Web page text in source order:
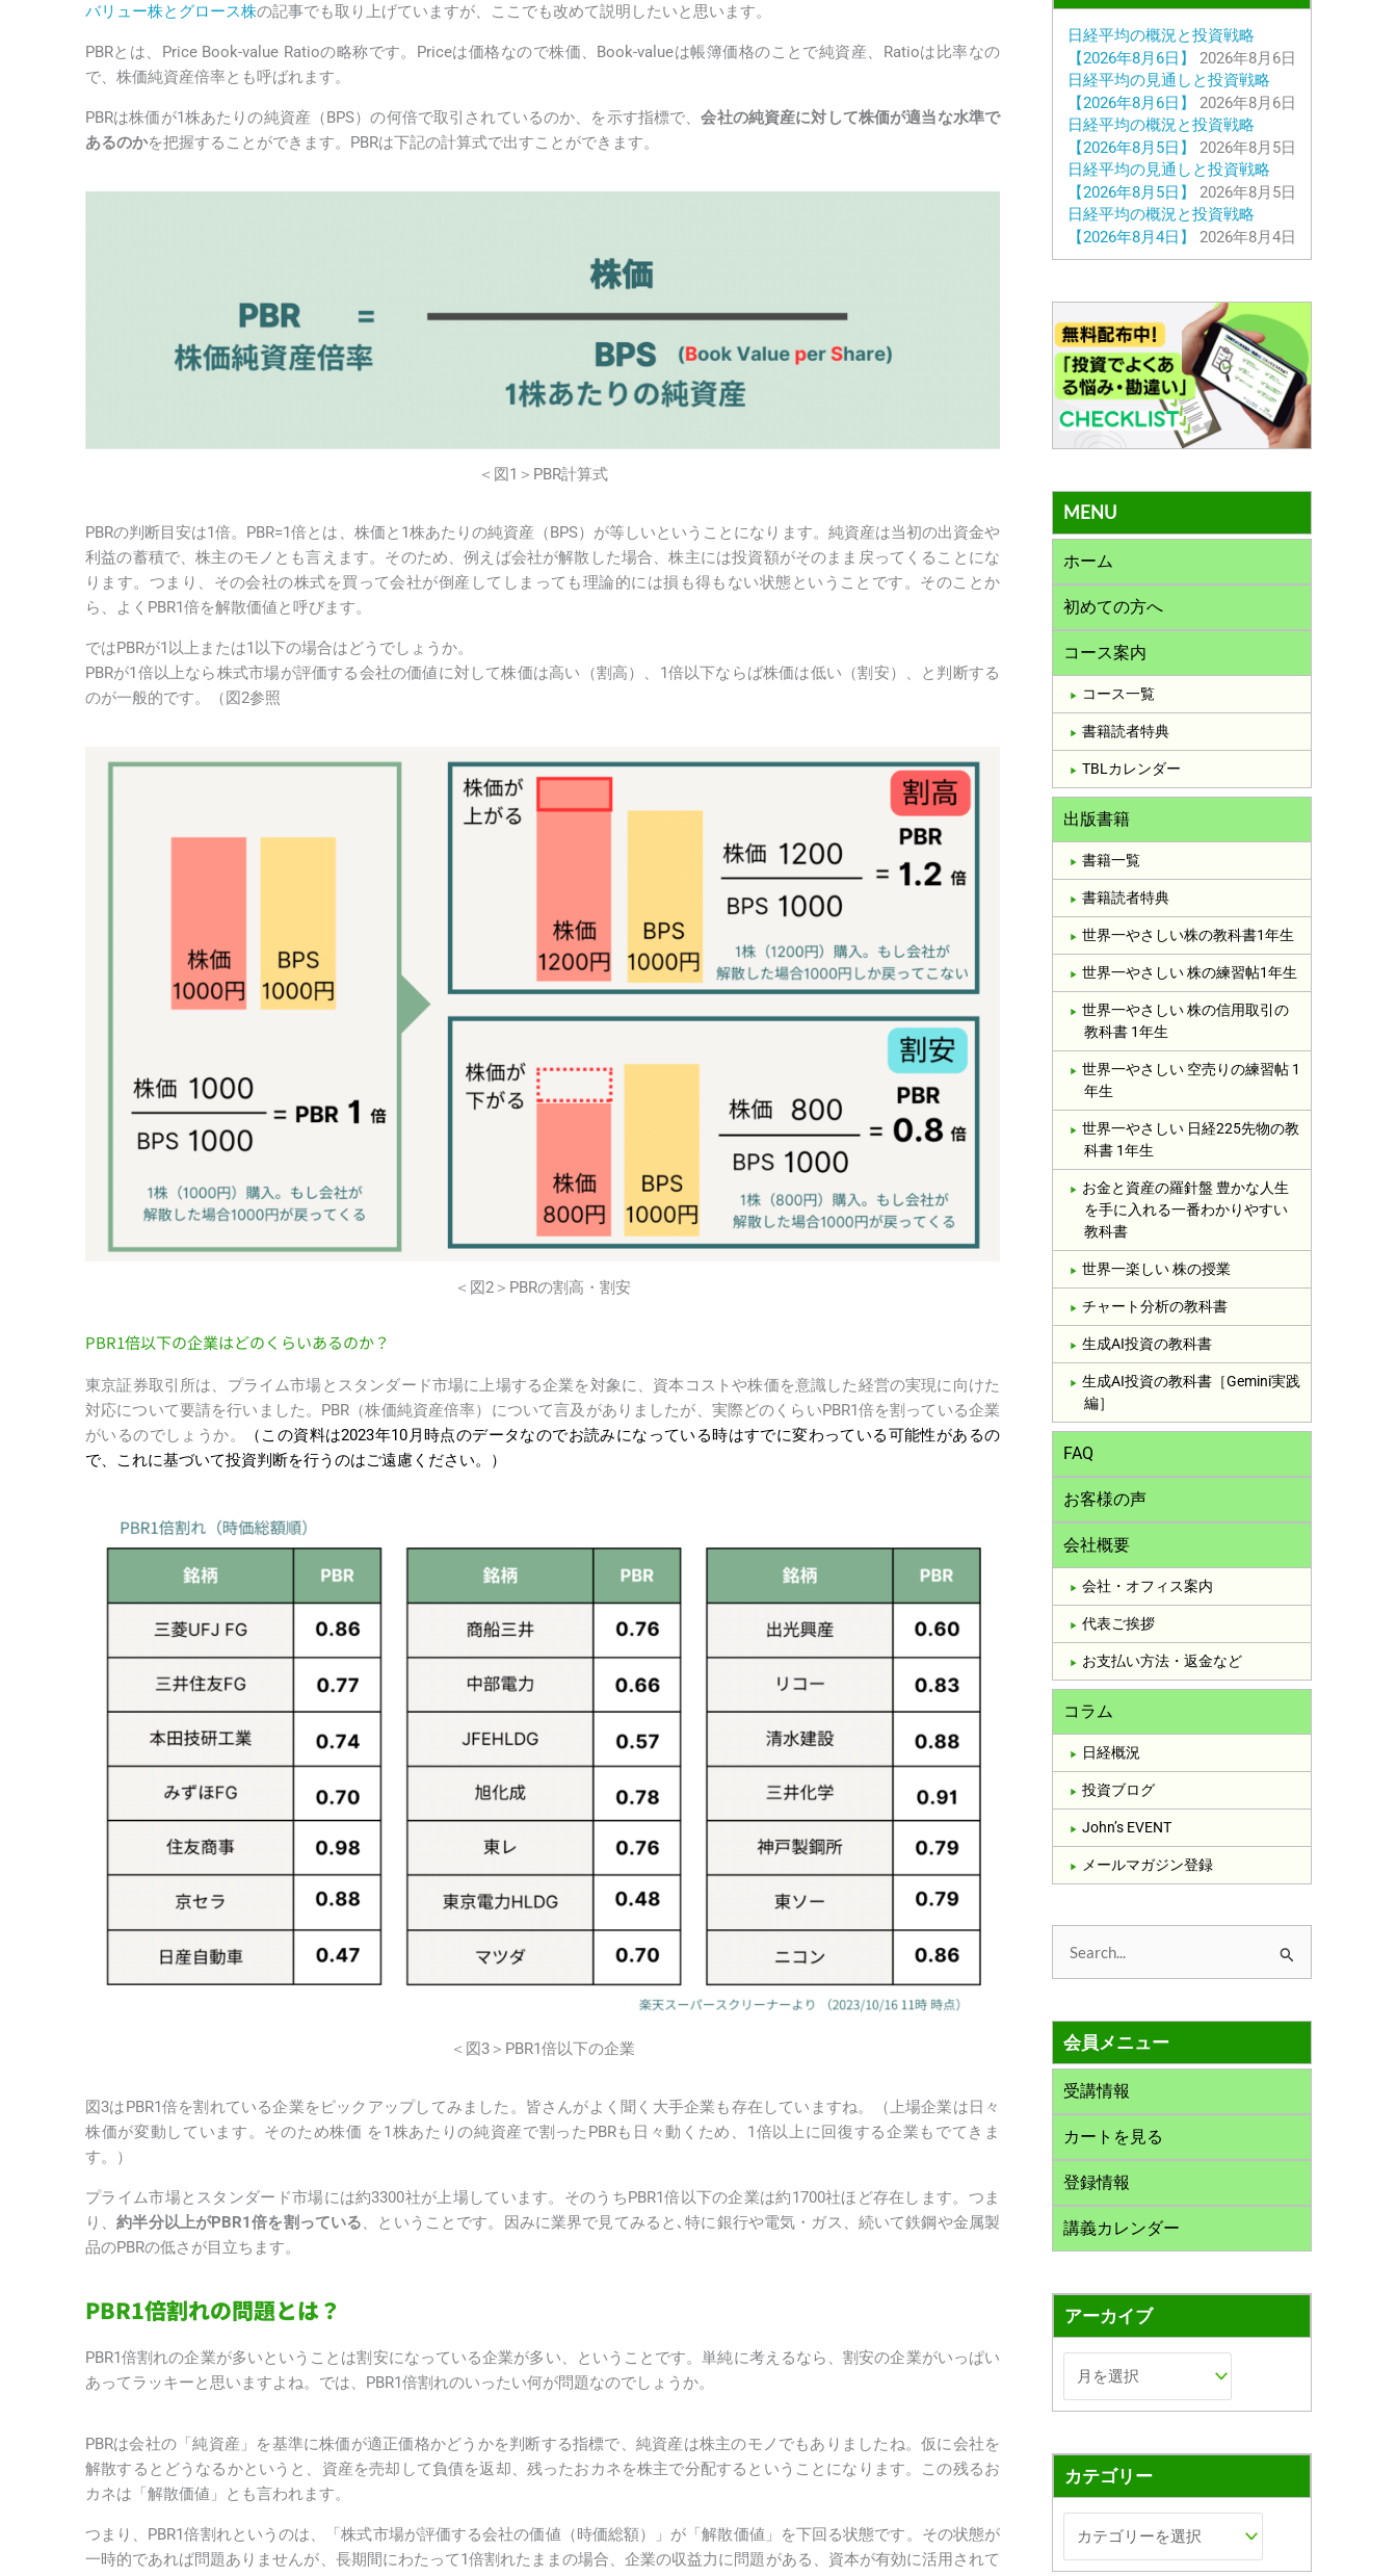
バリュー株とグロース株の記事でも取り上げていますが、ここでも改めて説明したいと思います。
PBRとは、Price Book-value Ratioの略称です。Priceは価格なので株価、Book-valueは帳簿価格のことで純資産、Ratioは比率なの
で、株価純資産倍率とも呼ばれます。
PBRは株価が1株あたりの純資産（BPS）の何倍で取引されているのか、を示す指標で、会社の純資産に対して株価が適当な水準で
あるのかを把握することができます。PBRは下記の計算式で出すことができます。
＜図1＞PBR計算式
PBRの判断目安は1倍。PBR=1倍とは、株価と1株あたりの純資産（BPS）が等しいということになります。純資産は当初の出資金や
利益の蓄積で、株主のモノとも言えます。そのため、例えば会社が解散した場合、株主には投資額がそのまま戻ってくることにな
ります。つまり、その会社の株式を買って会社が倒産してしまっても理論的には損も得もない状態ということです。そのことか
ら、よくPBR1倍を解散価値と呼びます。
ではPBRが1以上または1以下の場合はどうでしょうか。
PBRが1倍以上なら株式市場が評価する会社の価値に対して株価は高い（割高）、1倍以下ならば株価は低い（割安）、と判断する
のが一般的です。（図2参照
＜図2＞PBRの割高・割安
PBR1倍以下の企業はどのくらいあるのか？
東京証券取引所は、プライム市場とスタンダード市場に上場する企業を対象に、資本コストや株価を意識した経営の実現に向けた
対応について要請を行いました。PBR（株価純資産倍率）について言及がありましたが、実際どのくらいPBR1倍を割っている企業
がいるのでしょうか。
（この資料は2023年10月時点のデータなのでお読みになっている時はすでに変わっている可能性があるの
で、これに基づいて投資判断を行うのはご遠慮ください。）
＜図3＞PBR1倍以下の企業
図3はPBR1倍を割れている企業をピックアップしてみました。皆さんがよく聞く大手企業も存在していますね。（上場企業は日々
株価が変動しています。そのため株価 を1株あたりの純資産で割ったPBRも日々動くため、1倍以上に回復する企業もでてきま
す。）
プライム市場とスタンダード市場には約3300社が上場しています。そのうちPBR1倍以下の企業は約1700社ほど存在します。つま
り、約半分以上がPBR1倍を割っている、ということです。因みに業界で見てみると､特に銀行や電気・ガス、続いて鉄鋼や金属製
品のPBRの低さが目立ちます。
PBR1倍割れの問題とは？
PBR1倍割れの企業が多いということは割安になっている企業が多い、ということです。単純に考えるなら、割安の企業がいっぱい
あってラッキーと思いますよね。では、PBR1倍割れのいったい何が問題なのでしょうか。
PBRは会社の「純資産」を基準に株価が適正価格かどうかを判断する指標で、純資産は株主のモノでもありましたね。仮に会社を
解散するとどうなるかというと、資産を売却して負債を返却、残ったおカネを株主で分配するということになります。この残るお
カネは「解散価値」とも言われます。
つまり、PBR1倍割れというのは、「株式市場が評価する会社の価値（時価総額）」が「解散価値」を下回る状態です。その状態が
一時的であれば問題ありませんが、長期間にわたって1倍割れたままの場合、企業の収益力に問題がある、資本が有効に活用されて
日経平均の概況と投資戦略
【2026年8月6日】
2026年8月6日
日経平均の見通しと投資戦略
【2026年8月6日】
2026年8月6日
日経平均の概況と投資戦略
【2026年8月5日】
2026年8月5日
日経平均の見通しと投資戦略
【2026年8月5日】
2026年8月5日
日経平均の概況と投資戦略
【2026年8月4日】
2026年8月4日
MENU
ホーム
初めての方へ
コース案内
コース一覧
書籍読者特典
TBLカレンダー
出版書籍
書籍一覧
書籍読者特典
世界一やさしい株の教科書1年生
世界一やさしい 株の練習帖1年生
世界一やさしい 株の信用取引の
教科書 1年生
世界一やさしい 空売りの練習帖 1
年生
世界一やさしい 日経225先物の教
科書 1年生
お金と資産の羅針盤 豊かな人生
を手に入れる一番わかりやすい
教科書
世界一楽しい 株の授業
チャート分析の教科書
生成AI投資の教科書
生成AI投資の教科書［Gemini実践
編］
FAQ
お客様の声
会社概要
会社・オフィス案内
代表ご挨拶
お支払い方法・返金など
コラム
日経概況
投資ブログ
John’s EVENT
メールマガジン登録
対
象会員メニュー
受講情報
カートを見る
登録情報
講義カレンダー
アーカイブ
カテゴリー